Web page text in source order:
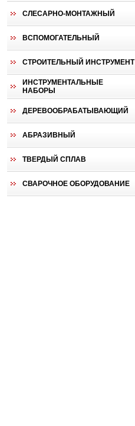
СЛЕСАРНО-МОНТАЖНЫЙ
ВСПОМОГАТЕЛЬНЫЙ
СТРОИТЕЛЬНЫЙ ИНСТРУМЕНТ
ИНСТРУМЕНТАЛЬНЫЕ
НАБОРЫ
ДЕРЕВООБРАБАТЫВАЮЩИЙ
АБРАЗИВНЫЙ
ТВЕРДЫЙ СПЛАВ
СВАРОЧНОЕ ОБОРУДОВАНИЕ